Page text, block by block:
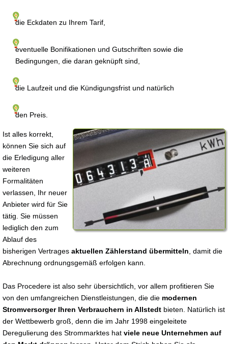
die Eckdaten zu Ihrem Tarif,
eventuelle Bonifikationen und Gutschriften sowie die
Bedingungen, die daran geknüpft sind,
die Laufzeit und die Kündigungsfrist und natürlich
den Preis.
Ist alles korrekt,
können Sie sich auf
die Erledigung aller
weiteren
Formalitäten
verlassen, Ihr neuer
Anbieter wird für Sie
tätig. Sie müssen
lediglich den zum
Ablauf des
bisherigen Vertrages aktuellen Zählerstand übermitteln , damit die
Abrechnung ordnungsgemäß erfolgen kann.
Das Procedere ist also sehr übersichtlich, vor allem profitieren Sie
von den umfangreichen Dienstleistungen, die die modernen
Stromversorger Ihren Verbrauchern in Allstedt bieten. Natürlich ist
der Wettbewerb groß, denn die im Jahr 1998 eingeleitete
Deregulierung des Strommarktes hat viele neue Unternehmen auf